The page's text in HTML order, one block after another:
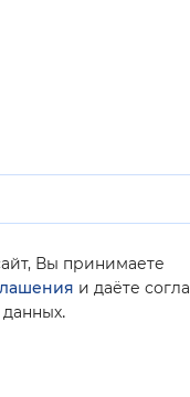
Вы принимаете
и даёте
данных.